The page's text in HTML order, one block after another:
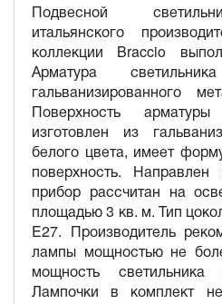
Подвесной
итальянского
коллекции Braccio
Арматура
гальванизированного
Поверхность
изготовлен из
белого цвета, имеет
поверхность. Направлен
прибор рассчитан на
площадью 3 кв. м. Тип
E27. Производитель
лампы мощностью не
мощность
Лампочки в комплект